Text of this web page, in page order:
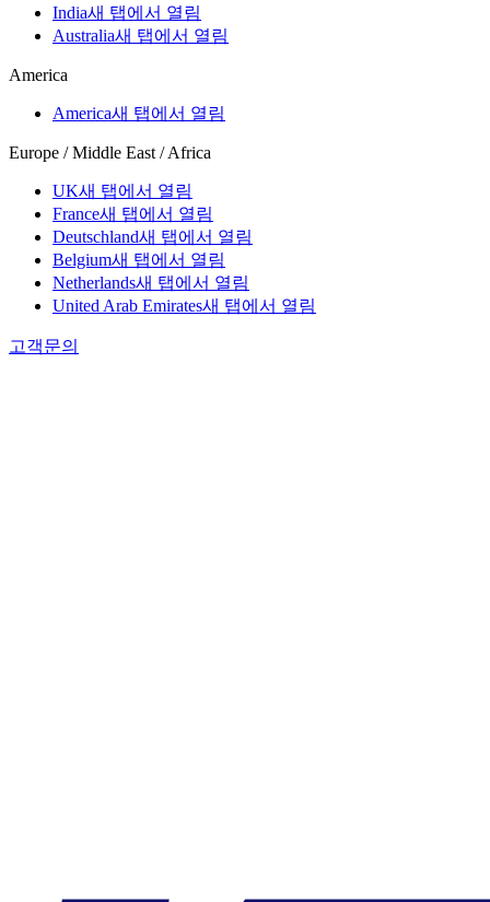
India새 탭에서 열림
Australia새 탭에서 열림
America
America새 탭에서 열림
Europe / Middle East / Africa
UK새 탭에서 열림
France새 탭에서 열림
Deutschland새 탭에서 열림
Belgium새 탭에서 열림
Netherlands새 탭에서 열림
United Arab Emirates새 탭에서 열림
고객문의